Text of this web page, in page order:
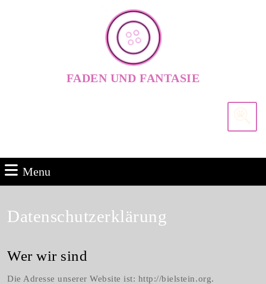
FADEN UND FANTASIE
Menu
Datenschutzerklärung
Wer wir sind
Die Adresse unserer Website ist: http://bielstein.org.